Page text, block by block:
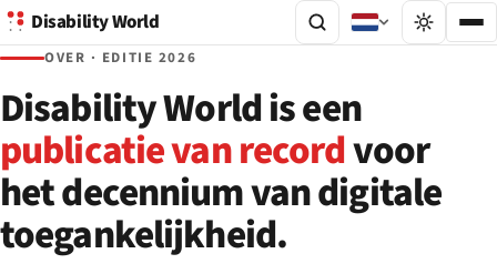
Disability World
OVER · EDITIE 2026
Disability World is een
publicatie van recordvoor
het decennium van digitale
toegankelijkheid.